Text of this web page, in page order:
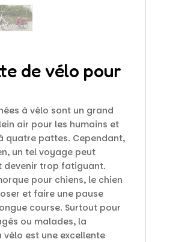
de vélo pour
à vélo sont un grand
air pour les humains et
quatre pattes. Cependant,
un tel voyage peut
devenir trop fatiguant.
pour chiens, le chien
et faire une pause
course. Surtout pour
ou malades, la
vélo est une excellente